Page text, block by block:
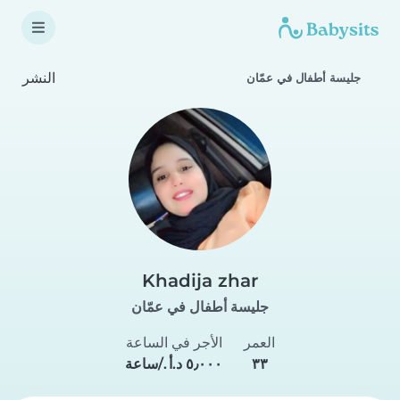
جليسة أطفال في عمّان النشر
Khadija zhar
جليسة أطفال في عمّان
العمر
٣٣
الأجر في الساعة